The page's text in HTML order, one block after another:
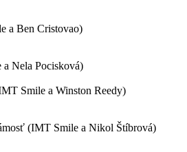
a Ben Cristovao)
Nela Pocisková)
Smile a Winston Reedy)
(IMT Smile a Nikol Štíbrová)